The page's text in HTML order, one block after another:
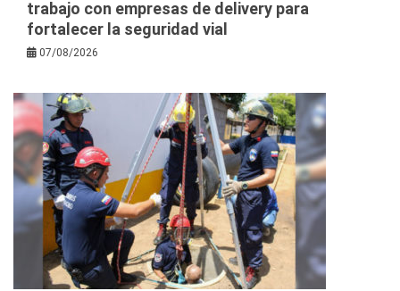
trabajo con empresas de delivery para
fortalecer la seguridad vial
07/08/2026